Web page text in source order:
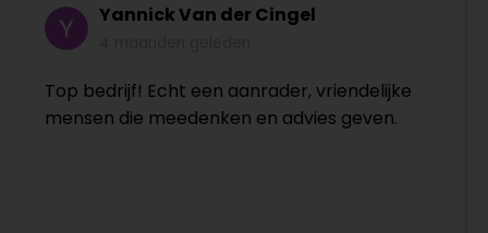
Yannick Van der Cingel
Top bedrijf! Echt een aanrader, vriendelijke
mensen die meedenken en advies geven.